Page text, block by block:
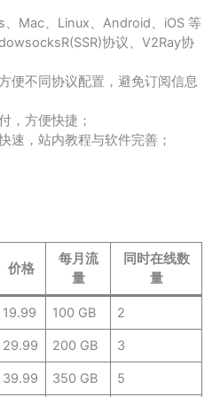
Mac、Linux、Android、iOS 等
协议、V2Ray协
便不同协议配置，避免订阅信息
，方便快捷；
速，站内教程与软件完善；
价格
每月流
量
同时在线数
量
19.99 100 GB 2
29.99 200 GB 3
39.99 350 GB 5